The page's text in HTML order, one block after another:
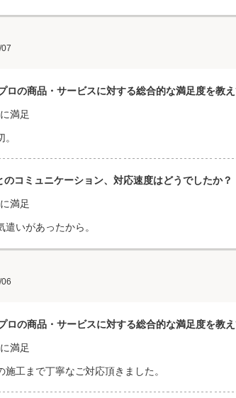
ロの商品・サービスに対する総合的な満足度を教え
満足
のコミュニケーション、対応速度はどうでしたか？
満足
いがあったから。
ロの商品・サービスに対する総合的な満足度を教え
満足
施工まで丁寧なご対応頂きました。